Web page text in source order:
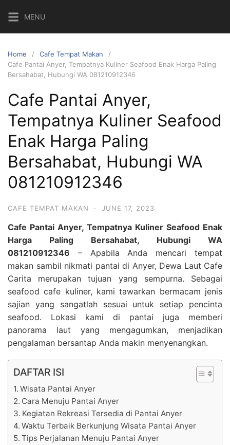
content
MENU
Home
Cafe Tempat Makan
Cafe Pantai Anyer, Tempatnya Kuliner Seafood Enak Harga Paling
Bersahabat, Hubungi WA 081210912346
Cafe Pantai Anyer,
Tempatnya Kuliner Seafood
Enak Harga Paling
Bersahabat, Hubungi WA
081210912346
CAFE TEMPAT MAKAN · JUNE 17, 2023
Cafe Pantai Anyer, Tempatnya Kuliner Seafood Enak
Harga Paling Bersahabat, Hubungi WA
081210912346 – Apabila Anda mencari tempat
makan sambil nikmati pantai di Anyer, Dewa Laut Cafe
Carita merupakan tujuan yang sempurna. Sebagai
seafood cafe kuliner, kami tawarkan bermacam jenis
sajian yang sangatlah sesuai untuk setiap pencinta
seafood. Lokasi kami di pantai juga memberi
panorama laut yang mengagumkan, menjadikan
pengalaman bersantap Anda makin menyenangkan.
DAFTAR ISI
Wisata Pantai Anyer
Cara Menuju Pantai Anyer
Kegiatan Rekreasi Tersedia di Pantai Anyer
Waktu Terbaik Berkunjung Wisata Pantai Anyer
Tips Perjalanan Menuju Pantai Anyer